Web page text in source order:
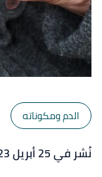
الدم ومكوناته
نُشر في 25 أبريل 2023